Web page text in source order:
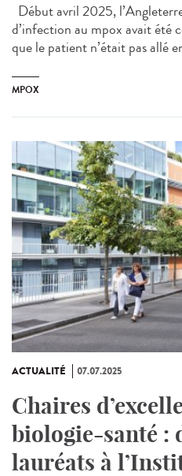
Début avril 2025,
d’infection au mpox avait été
que le patient n’était pas allé
MPOX
ACTUALITÉ 07.07.2025
Chaires
biologie-santé :
lauréats à